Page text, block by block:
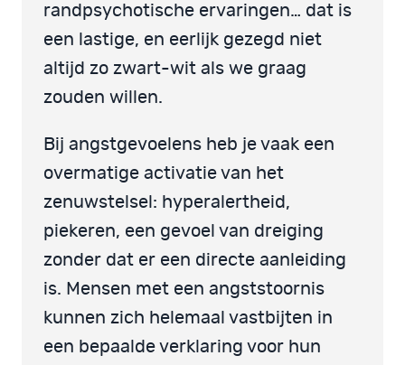
randpsychotische ervaringen… dat is
een lastige, en eerlijk gezegd niet
altijd zo zwart-wit als we graag
zouden willen.
Bij angstgevoelens heb je vaak een
overmatige activatie van het
zenuwstelsel: hyperalertheid,
piekeren, een gevoel van dreiging
zonder dat er een directe aanleiding
is. Mensen met een angststoornis
kunnen zich helemaal vastbijten in
een bepaalde verklaring voor hun